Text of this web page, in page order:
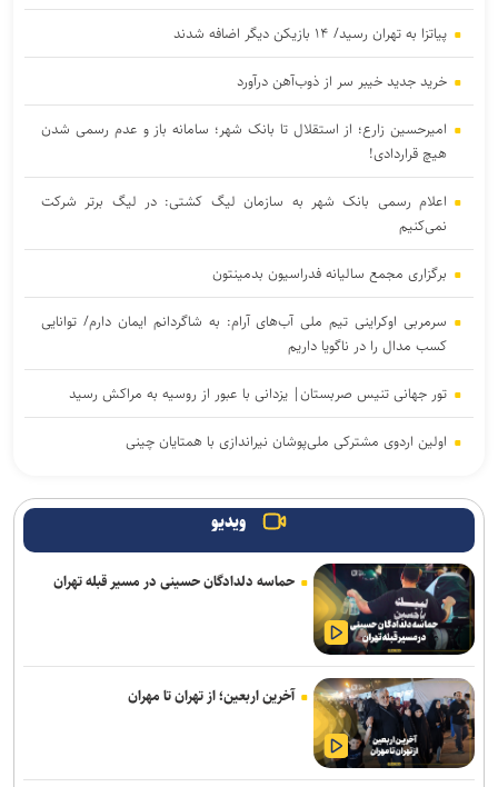
پیاتزا به تهران رسید/ ۱۴ بازیکن دیگر اضافه شدند
خرید جدید خیبر سر از ذوب‌آهن درآورد
امیرحسین زارع؛ از استقلال تا بانک شهر؛ سامانه‌ باز و عدم رسمی شدن
هیچ قراردادی!
اعلام رسمی بانک شهر به سازمان لیگ کشتی: در لیگ برتر شرکت
نمی‌کنیم
برگزاری مجمع سالیانه فدراسیون بدمینتون
سرمربی اوکراینی تیم ملی آب‌های آرام: به شاگردانم ایمان دارم/ توانایی
کسب مدال را در ناگویا داریم
تور جهانی تنیس صربستان| یزدانی با عبور از روسیه به مراکش رسید
اولین اردوی مشترکی ملی‌پوشان نیراندازی با همتایان چینی
اعلام زمان بازگشت گرا به تمرینات گروهی پرسپولیس
گروسی: استقلال باید به جوانانش میدان بدهد/دل رضاییان با تیم نبود و
بهتر که جدا شد
دفاع راست جدید پرسپولیس از لیگ یک آمد
میکائیلی: استقلال برای تکرار قهرمانی در لیگ برتر امسال شرکت می‌کند/
شرایط‌مان بهتر از بقیه است
زمزمه‌هایی از طرح لالوویچ؛ مشکل «سن واقعی» کشتی‌گیران حل
ویدیو
حماسه دلدادگان حسینی در مسیر قبله تهران
آخرین اربعین؛ از تهران تا مهران